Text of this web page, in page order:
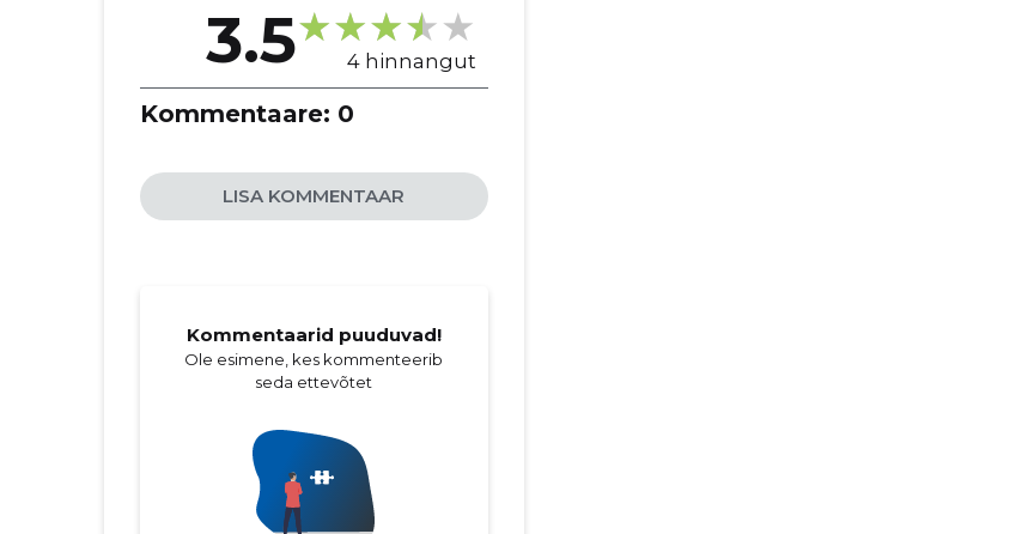
3.5 4 hinnangut
Kommentaare: 0
LISA KOMMENTAAR
Kommentaarid puuduvad!
Ole esimene, kes kommenteerib
seda ettevõtet